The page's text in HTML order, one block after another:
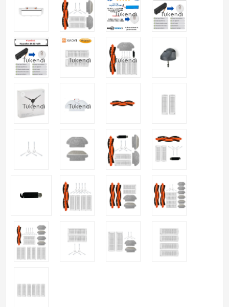
Tükendi Tükendi
Tükendi Tükendi Tükendi
Tükendi Tükendi